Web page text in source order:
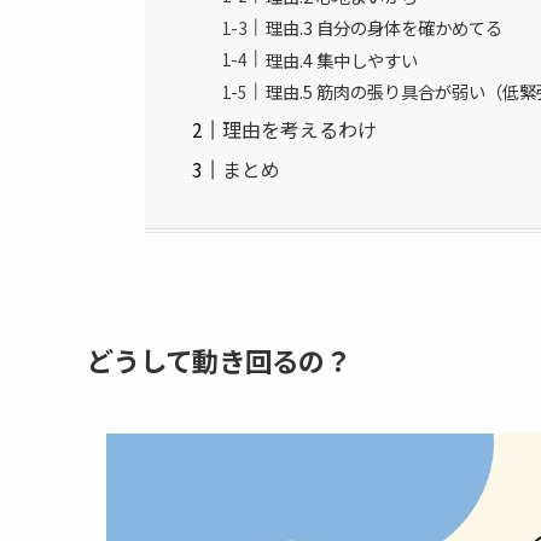
理由.3 自分の身体を確かめてる
理由.4 集中しやすい
理由.5 筋肉の張り具合が弱い（低
理由を考えるわけ
まとめ
どうして動き回るの？